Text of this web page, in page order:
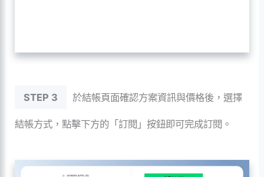
STEP 3 於結帳頁面確認方案資訊與價格後，選擇
結帳方式，點擊下方的「訂閱」按鈕即可完成訂閱。